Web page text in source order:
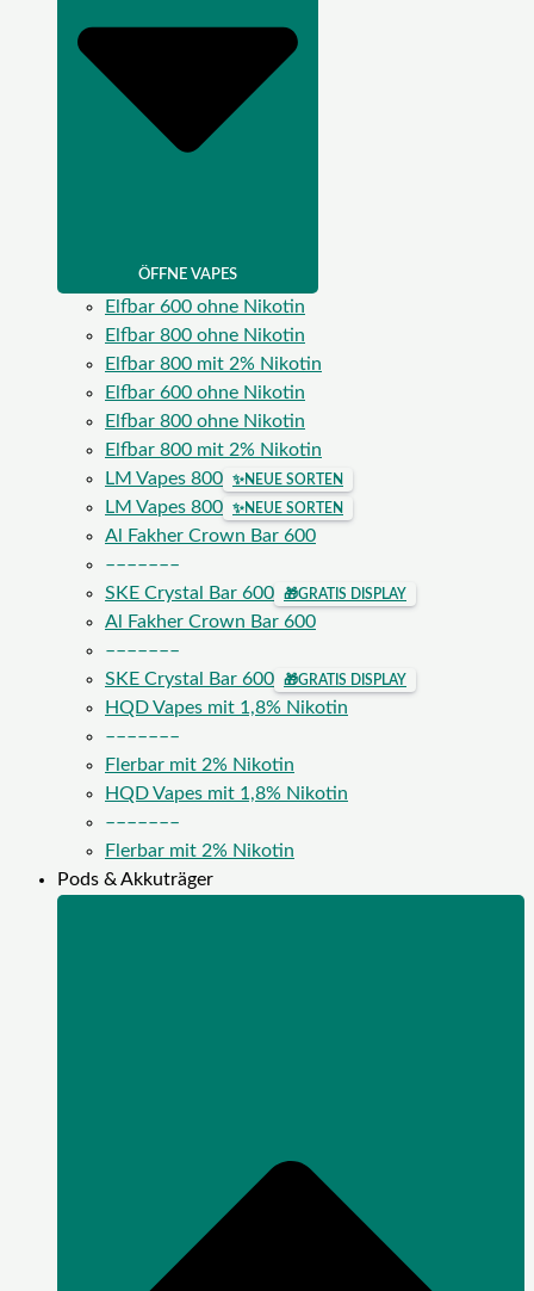
ÖFFNE VAPES
Elfbar 600 ohne Nikotin
Elfbar 800 ohne Nikotin
Elfbar 800 mit 2% Nikotin
Elfbar 600 ohne Nikotin
Elfbar 800 ohne Nikotin
Elfbar 800 mit 2% Nikotin
LM Vapes 800
✨NEUE SORTEN
LM Vapes 800 ✨NEUE SORTEN
Al Fakher Crown Bar 600
–––––––
SKE Crystal Bar 600
🎁GRATIS DISPLAY
Al Fakher Crown Bar 600
–––––––
SKE Crystal Bar 600
🎁GRATIS DISPLAY
HQD Vapes mit 1,8% Nikotin
–––––––
Flerbar mit 2% Nikotin
HQD Vapes mit 1,8% Nikotin
–––––––
Flerbar mit 2% Nikotin
Pods & Akkuträger